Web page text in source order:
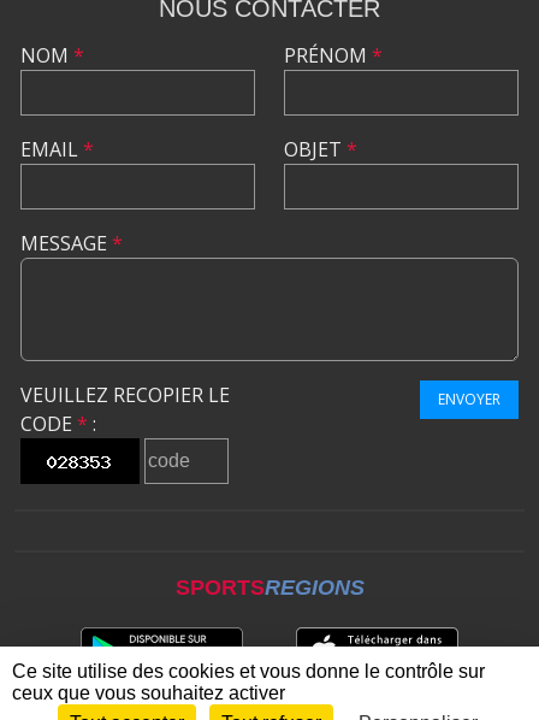
NOUS CONTACTER
NOM *
EMAIL*
PRÉNOM *
OBJET *
MESSAGE *
VEUILLEZ RECOPIER LE
CODE * :
ENVOYER
SPORTSREGIONS
Ce site utilise des cookies et vous donne le contrôle sur
ceux que vous souhaitez activer